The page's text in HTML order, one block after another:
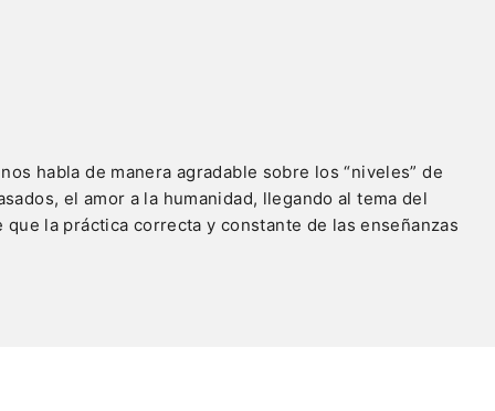
habla de manera agradable sobre los “niveles” de
el amor a la humanidad, llegando al tema del
la práctica correcta y constante de las enseñanzas